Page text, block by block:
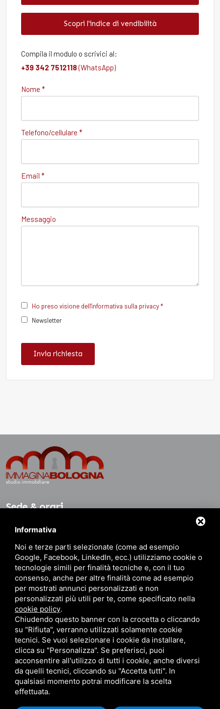
Scopri l'indice di vendibilità
Compila il modulo o scrivici al:
+39 342 7512118(WhatsApp)
Nome *
Telefono/cellulare *
Email *
Messaggio
Ho preso visione dell'informativa sulla privacy *
Newsletter
Invia richiesta
Sede & orari
40141 Bologna BO
Dalle 8.30 alle 19.30
Contatti
+39 051 480459
+39 342 7512118
+39 342 7512118 (WhatsApp)
info@immaginabologna.it
Codice fiscale: RCCVNI79C17A944R • P.IVA: 02674861204 • R.E.A. N° BO 484715
Privacy•Sitemap
Informativa
Noi e terze parti selezionate (come ad esempio
Google, Facebook, LinkedIn, ecc.) utilizziamo cookie o
tecnologie simili per finalità tecniche e, con il tuo
consenso, anche per altre finalità come ad esempio
per mostrati annunci personalizzati e non
personalizzati più utili per te, come specificato nella
cookie policy.
Chiudendo questo banner con la crocetta o cliccando
su "Rifiuta", verranno utilizzati solamente cookie
tecnici. Se vuoi selezionare i cookie da installare,
clicca su "Personalizza". Se preferisci, puoi
acconsentire all'utilizzo di tutti i cookie, anche diversi
da quelli tecnici, cliccando su "Accetta tutti". In
qualsiasi momento potrai modificare la scelta
effettuata.